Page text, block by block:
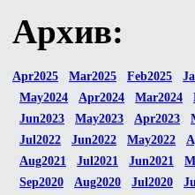
Архив:
Apr2025 Mar2025 Feb2025
May2024
Apr2024 Mar2024
Jun2023
May2023 Apr2023
Jul2022
Jun2022 May2022
Aug2021
Jul2021 Jun2021
Sep2020
Aug2020 Jul2020